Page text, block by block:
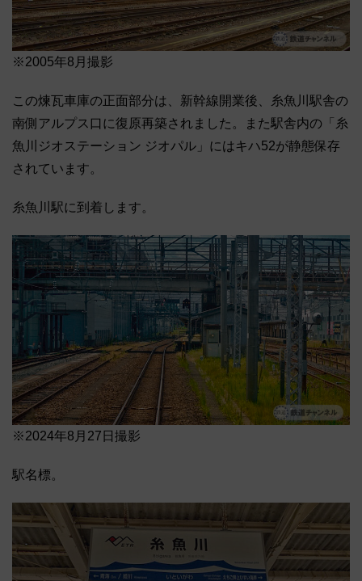
※2005年8月撮影
この煉瓦車庫の正面部分は、新幹線開業後、糸魚川駅舎の
南側アルプス口に復原再築されました。また駅舎内の「糸
魚川ジオステーション ジオパル」にはキハ52が静態保存
されています。
糸魚川駅に到着します。
※2024年8月27日撮影
駅名標。